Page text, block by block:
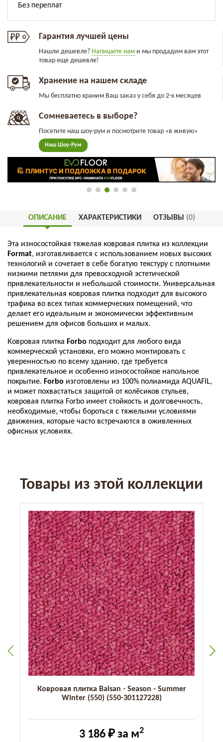
Гарантия лучшей цены
Нашли дешевле? Напишите нам и мы продадим вам этот
товар еще дешевле!
Хранение на нашем складе
Мы бесплатно храним Ваш заказ у себя до 2-х месяцев
Сомневаетесь в выборе?
Посетите наш шоу-рум и посмотрите товар «в живую»
Наш Шоу-Рум
ОПИСАНИЕ ХАРАКТЕРИСТИКИ ОТЗЫВЫ (0)
Эта износостойкая тяжелая ковровая плитка из коллекции
Format, изготавливается с использованием новых высоких
технологий и сочетает в себе богатую текстуру с плотными
низкими петлями для превосходной эстетической
привлекательности и небольшой стоимости. Универсальная
привлекательная ковровая плитка подходит для высокого
трафика во всех типах коммерческих помещений, что
делает его идеальным и экономически эффективным
решением для офисов больших и малых.
Ковровая плитка Forbo подходит для любого вида
коммерческой установки, его можно монтировать с
уверенностью по всему зданию, где требуется
привлекательное и особенно износостойкое напольное
покрытие. Forbo изготовлены из 100% полиамида AQUAFIL,
и может похвастаться защитой от колёсиков стульев,
ковровая плитка Forbo имеет стойкость и долговечность,
необходимые, чтобы бороться с тяжелыми условиями
движения, которые часто встречаются в оживленных
офисных условиях.
Товары из этой коллекции
Ковровая плитка Balsan - Season - Summer
Winter (550) (550-301127228)
3 186 ₽ за м2